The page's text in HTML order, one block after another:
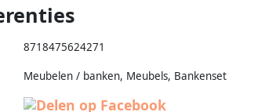
8718475624271
Meubelen / banken, Meubels, Bankenset